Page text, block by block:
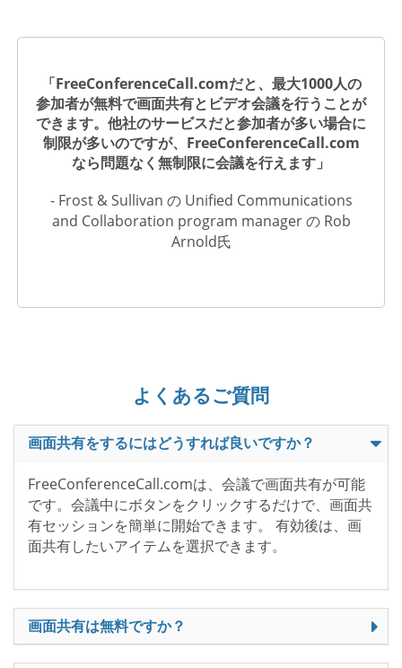
「FreeConferenceCall.comだと、最大1000人の
参加者が無料で画面共有とビデオ会議を行うことが
できます。他社のサービスだと参加者が多い場合に
制限が多いのですが、FreeConferenceCall.com
なら問題なく無制限に会議を行えます」
- Frost & Sullivan の Unified Communications
and Collaboration program manager の Rob
Arnold氏
よくあるご質問
画面共有をするにはどうすれば良いですか？
FreeConferenceCall.comは、会議で画面共有が可能
です。会議中にボタンをクリックするだけで、画面共
有セッションを簡単に開始できます。 有効後は、画
面共有したいアイテムを選択できます。
画面共有は無料ですか？